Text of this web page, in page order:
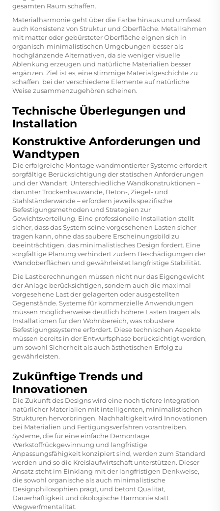
gesamten Raum schaffen.
Materialharmonie geht über die Farbe hinaus und umfasst
auch Konsistenz von Struktur und Oberfläche. Metallrahmen
mit matter oder gebürsteter Oberfläche eignen sich in
organisch-minimalistischen Umgebungen besser als
hochglänzende Alternativen, da sie weniger visuelle
Ablenkung erzeugen und natürliche Materialien besser
ergänzen. Ziel ist es, eine stimmige Materialgeschichte zu
schaffen, bei der verschiedene Elemente auf natürliche
Weise zusammenzugehören scheinen.
Technische Überlegungen und
Installation
Konstruktive Anforderungen und
Wandtypen
Die erfolgreiche Montage wandmontierter Systeme erfordert
sorgfältige Berücksichtigung der statischen Anforderungen
und der Wandart. Unterschiedliche Wandkonstruktionen –
darunter Trockenbauwände, Beton-, Ziegel- und
Stahlständerwände – erfordern jeweils spezifische
Befestigungsmethoden und Strategien zur
Gewichtsverteilung. Eine professionelle Installation stellt
sicher, dass das System seine vorgesehenen Lasten sicher
tragen kann, ohne das saubere Erscheinungsbild zu
beeinträchtigen, das minimalistisches Design fordert. Eine
sorgfältige Planung verhindert zudem Beschädigungen der
Wandoberflächen und gewährleistet langfristige Stabilität.
Die Lastberechnungen müssen nicht nur das Eigengewicht
der Anlage berücksichtigen, sondern auch die maximal
vorgesehene Last der gelagerten oder ausgestellten
Gegenstände. Systeme für kommerzielle Anwendungen
müssen möglicherweise deutlich höhere Lasten tragen als
Installationen für den Wohnbereich, was robustere
Befestigungssysteme erfordert. Diese technischen Aspekte
müssen bereits in der Entwurfsphase berücksichtigt werden,
um sowohl Sicherheit als auch ästhetischen Erfolg zu
gewährleisten.
Zukünftige Trends und
Innovationen
Die Zukunft des Designs wird eine noch tiefere Integration
natürlicher Materialien mit intelligenten, minimalistischen
Strukturen hervorbringen. Nachhaltigkeit wird Innovationen
bei Materialien und Fertigungsverfahren vorantreiben.
Systeme, die für eine einfache Demontage,
Werkstoffrückgewinnung und langfristige
Anpassungsfähigkeit konzipiert sind, werden zum Standard
werden und so die Kreislaufwirtschaft unterstützen. Dieser
Ansatz steht im Einklang mit der langfristigen Denkweise,
die sowohl organische als auch minimalistische
Designphilosophien prägt, und betont Qualität,
Dauerhaftigkeit und ökologische Harmonie statt
Wegwerfmentalität.